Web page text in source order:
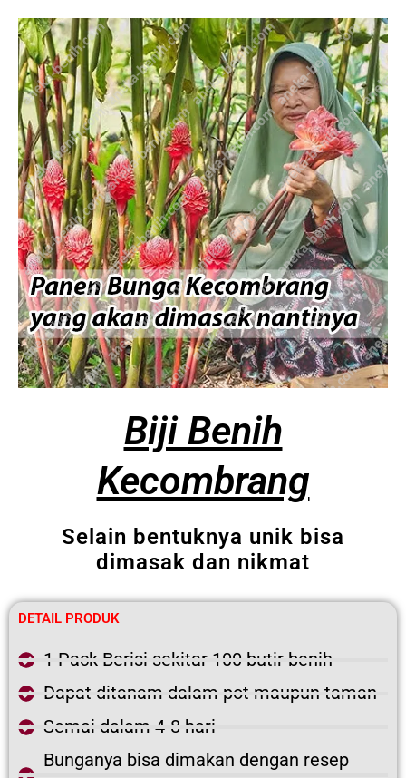
Biji Benih
Kecombrang
Selain bentuknya unik bisa
dimasak dan nikmat
DETAIL PRODUK
1 Pack Berisi sekitar 100 butir benih
Dapat ditanam dalam pot maupun taman
Semai dalam 4-8 hari
Bunganya bisa dimakan dengan resep